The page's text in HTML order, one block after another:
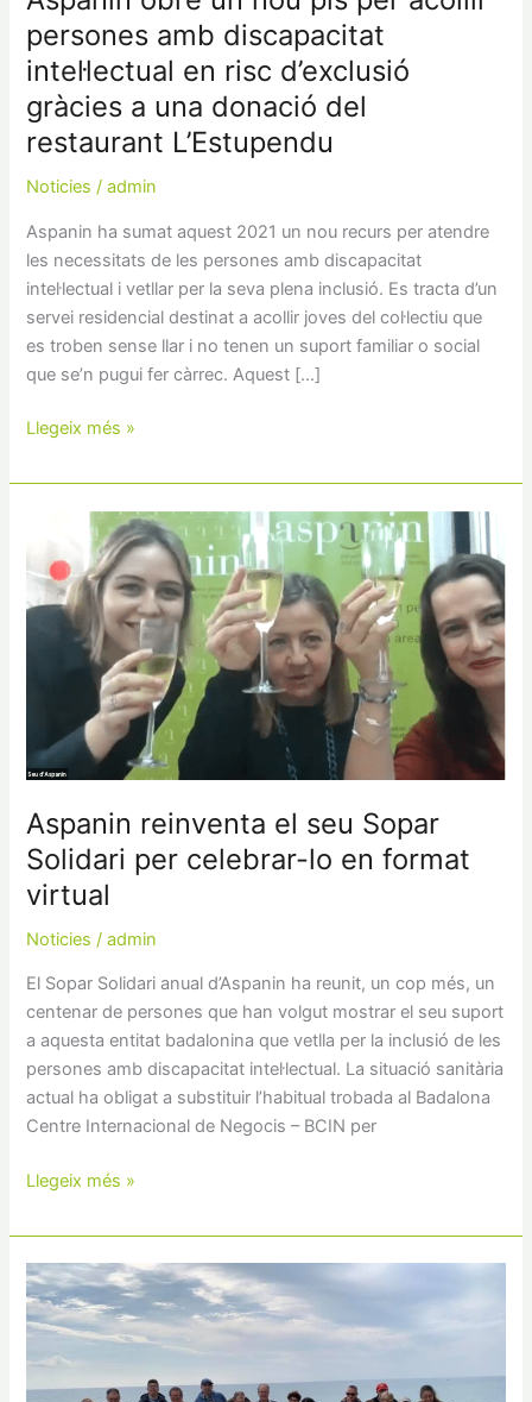
persones amb discapacitat
intel·lectual en risc d’exclusió
gràcies a una donació del
restaurant L’Estupendu
Noticies /admin
Aspanin ha sumat aquest 2021 un nou recurs per atendre
les necessitats de les persones amb discapacitat
intel·lectual i vetllar per la seva plena inclusió. Es tracta d’un
servei residencial destinat a acollir joves del col·lectiu que
es troben sense llar i no tenen un suport familiar o social
que se’n pugui fer càrrec. Aquest […]
Llegeix més »
Aspanin reinventa el seu Sopar
Solidari per celebrar-lo en format
virtual
Noticies /admin
El Sopar Solidari anual d’Aspanin ha reunit, un cop més, un
centenar de persones que han volgut mostrar el seu suport
a aquesta entitat badalonina que vetlla per la inclusió de les
persones amb discapacitat intel·lectual. La situació sanitària
actual ha obligat a substituir l’habitual trobada al Badalona
Centre Internacional de Negocis – BCIN per
Aspanin
reinventa
el
seu
Solidari
celebrar-
lo
en
format
virtual
Llegeix més »
Obertes
les
inscripcions
per
als